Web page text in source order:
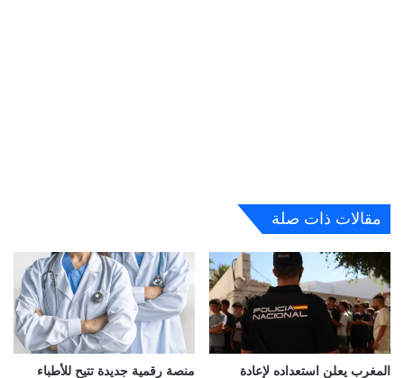
مقالات ذات صلة
المغرب يعلن استعداده لإعادة
منصة رقمية جديدة تتيح للأطباء